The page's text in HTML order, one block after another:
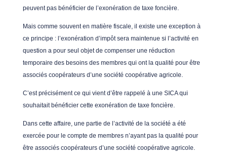
peuvent pas bénéficier de l’exonération de taxe foncière.
Mais comme souvent en matière fiscale, il existe une exception à
ce principe : l’exonération d’impôt sera maintenue si l’activité en
question a pour seul objet de compenser une réduction
temporaire des besoins des membres qui ont la qualité pour être
associés coopérateurs d’une société coopérative agricole.
C’est précisément ce qui vient d’être rappelé à une SICA qui
souhaitait bénéficier cette exonération de taxe foncière.
Dans cette affaire, une partie de l’activité de la société a été
exercée pour le compte de membres n’ayant pas la qualité pour
être associés coopérateurs d’une société coopérative agricole.